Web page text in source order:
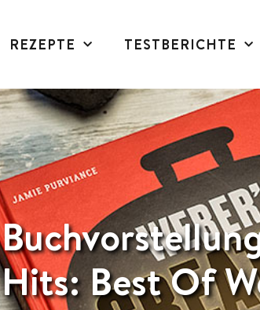
REZEPTE TESTBERICHTE
Hits: Best Of